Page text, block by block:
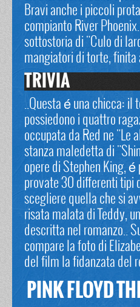
Bravi anche i piccoli
compianto River
sottostoria di "Culo di
mangiatori di torte, finita
TRIVIA
..Questa é una chicca: il
possiedono i quattro
occupata da Red ne "Le
stanza maledetta di
opere di Stephen King, é
provate 30 differenti tipi
scegliere quella che si
risata malata di Teddy,
descritta nel romanzo..
compare la foto di
del film la fidanzata del
PINK FLOYD